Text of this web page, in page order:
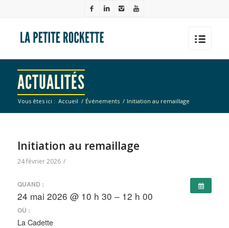
ACTUALITÉS
Vous êtes ici : Accueil / Événements / Initiation au remaillage
Initiation au remaillage
24 février 2026 /
QUAND :
24 mai 2026 @ 10 h 30 – 12 h 00
OÙ :
La Cadette